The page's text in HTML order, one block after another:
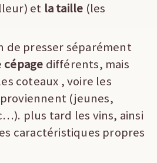
et la taille (les
de presser séparément
cépage différents, mais
coteaux , voire les
(jeunes,
plus tard les vins, ainsi
caractéristiques propres